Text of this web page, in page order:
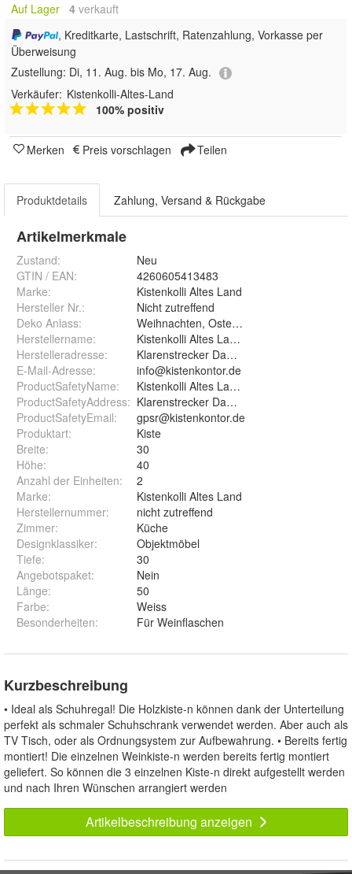
Auf Lager 4 verkauft
, Kreditkarte, Lastschrift, Ratenzahlung, Vorkasse per
Überweisung
Zustellung: Di, 11. Aug. bis Mo, 17. Aug.
Verkäufer: Kistenkolli-Altes-Land
100% positiv
Merken Preis vorschlagen Teilen
Produktdetails Zahlung, Versand & Rückgabe
Artikelmerkmale
Zustand:
Neu
GTIN / EAN:
4260605413483
Marke:
Kistenkolli Altes Land
Hersteller Nr.:
Nicht zutreffend
Deko Anlass:
Weihnachten, Ostern, Geburtstag
Herstellername:
Kistenkolli Altes Land GmbH
Herstelleradresse:
Klarenstrecker Damm 20, 21684 Stade
E-Mail-Adresse:
info@kistenkontor.de
ProductSafetyName:
Kistenkolli Altes Land GmbH
ProductSafetyAddress: Klarenstrecker Damm 20, 21684 Stade,
ProductSafetyEmail:
gpsr@kistenkontor.de
Produktart:
Kiste
Breite:
30
Höhe:
40
Anzahl der Einheiten:
2
Marke:
Kistenkolli Altes Land
Herstellernummer:
nicht zutreffend
Zimmer:
Küche
Designklassiker:
Objektmöbel
Tiefe:
30
Angebotspaket:
Nein
Länge:
50
Farbe:
Weiss
Besonderheiten: Für Weinflaschen
Kurzbeschreibung
• Ideal als Schuhregal! Die Holzkiste-n können dank der Unterteilung
perfekt als schmaler Schuhschrank verwendet werden. Aber auch als
TV Tisch, oder als Ordnungsystem zur Aufbewahrung. • Bereits fertig
montiert! Die einzelnen Weinkiste-n werden bereits fertig montiert
geliefert. So können die 3 einzelnen Kiste-n direkt aufgestellt werden
und nach Ihren Wünschen arrangiert werden
Artikelbeschreibung anzeigen